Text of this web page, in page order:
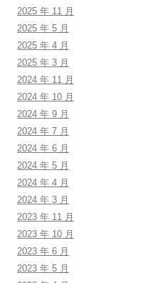
2025 年 11 月
2025 年 5 月
2025 年 4 月
2025 年 3 月
2024 年 11 月
2024 年 10 月
2024 年 9 月
2024 年 7 月
2024 年 6 月
2024 年 5 月
2024 年 4 月
2024 年 3 月
2023 年 11 月
2023 年 10 月
2023 年 6 月
2023 年 5 月